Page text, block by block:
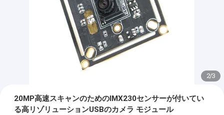
2/3
20MP高速スキャンのためのIMX230センサーが付いてい
る高リゾリューションUSBのカメラ モジュール